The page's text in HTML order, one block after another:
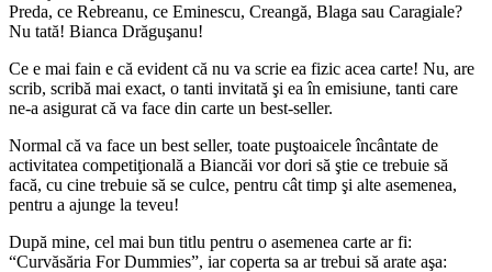
Preda, ce Rebreanu, ce Eminescu, Creangă, Blaga sau Caragiale?
Nu tată! Bianca Drăguşanu!
Ce e mai fain e că evident că nu va scrie ea fizic acea carte! Nu, are
scrib, scribă mai exact, o tanti invitată şi ea în emisiune, tanti care
ne-a asigurat că va face din carte un best-seller.
Normal că va face un best seller, toate puştoaicele încântate de
activitatea competiţională a Biancăi vor dori să ştie ce trebuie să
facă, cu cine trebuie să se culce, pentru cât timp şi alte asemenea,
pentru a ajunge la teveu!
După mine, cel mai bun titlu pentru o asemenea carte ar fi:
“Curvăsăria For Dummies”, iar coperta sa ar trebui să arate aşa: